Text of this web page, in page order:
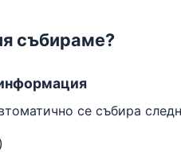
събираме?
се събира